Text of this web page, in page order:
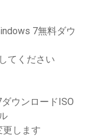
7無料ダウ
てください
ウンロードISO
更します